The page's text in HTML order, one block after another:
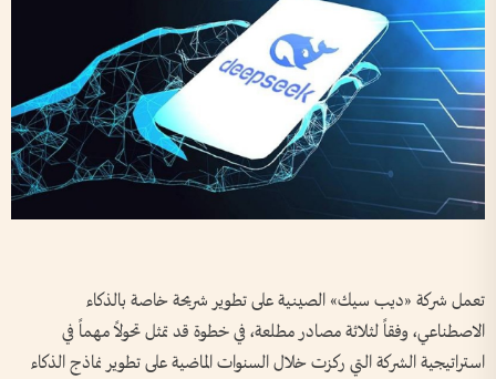
تعمل شركة «ديب سيك» الصينية على تطوير شريحة خاصة بالذكاء
الاصطناعي، وفقاً لثلاثة مصادر مطلعة، في خطوة قد تمثل تحولاً مهماً في
استراتيجية الشركة التي ركزت خلال السنوات الماضية على تطوير نماذج الذكاء